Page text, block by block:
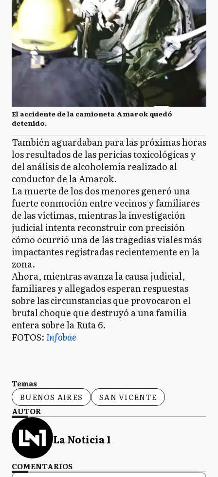
El accidente de la camioneta Amarok quedó
detenido.
También aguardaban para las próximas horas
los resultados de las pericias toxicológicas y
del análisis de alcoholemia realizado al
conductor de la Amarok.
La muerte de los dos menores generó una
fuerte conmoción entre vecinos y familiares
de las víctimas, mientras la investigación
judicial intenta reconstruir con precisión
cómo ocurrió una de las tragedias viales más
impactantes registradas recientemente en la
zona.
Ahora, mientras avanza la causa judicial,
familiares y allegados esperan respuestas
sobre las circunstancias que provocaron el
brutal choque que destruyó a una familia
entera sobre la Ruta 6.
FOTOS: Infobae
Temas
BUENOS AIRES
SAN VICENTE
AUTOR
La Noticia 1
COMENTARIOS